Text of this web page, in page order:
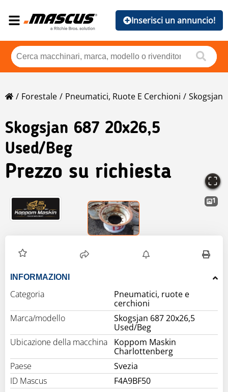
Inserisci un annuncio!
Forestale Pneumatici, Ruote E Cerchioni Skogsjan
Skogsjan 687 20x26,5
Used/Beg
Prezzo su richiesta
1
INFORMAZIONI
Categoria
Pneumatici, ruote e
cerchioni
Marca/modello
Skogsjan 687 20x26,5
Used/Beg
Ubicazione della macchina
Koppom Maskin
Charlottenberg
Paese
Svezia
ID Mascus
F4A9BF50